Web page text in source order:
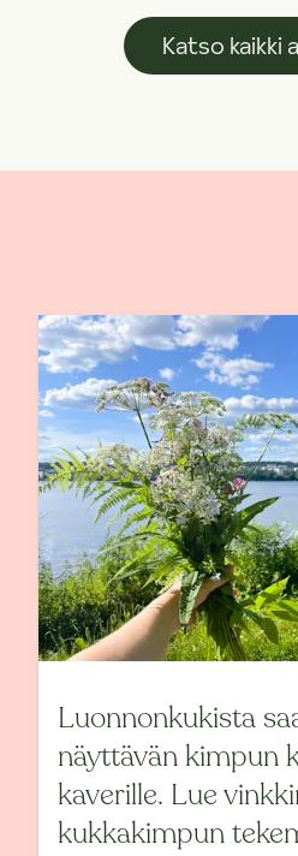
Katso kaikki
Luonnonkukista
näyttävän kimpun
kaverille. Lue
kukkakimpun